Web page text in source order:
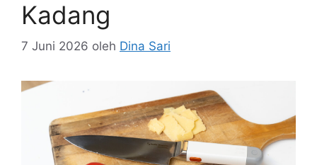
Kadang
7 Juni 2026 oleh Dina Sari